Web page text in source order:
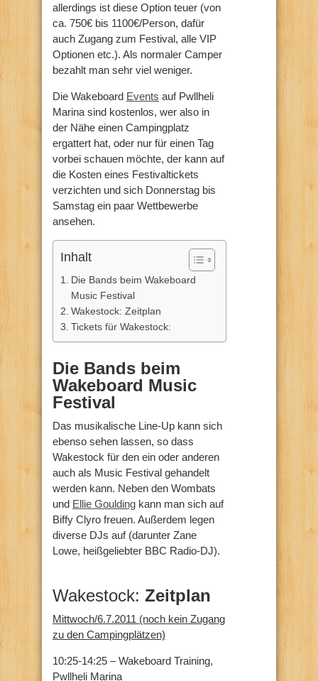
allerdings ist diese Option teuer (von
ca. 750€ bis 1100€/Person, dafür
auch Zugang zum Festival, alle VIP
Optionen etc.). Als normaler Camper
bezahlt man sehr viel weniger.
Die Wakeboard Events auf Pwllheli
Marina sind kostenlos, wer also in
der Nähe einen Campingplatz
ergattert hat, oder nur für einen Tag
vorbei schauen möchte, der kann auf
die Kosten eines Festivaltickets
verzichten und sich Donnerstag bis
Samstag ein paar Wettbewerbe
ansehen.
Inhalt
Die Bands beim Wakeboard
Music Festival
Wakestock: Zeitplan
Tickets für Wakestock:
Die Bands beim
Wakeboard Music
Festival
Das musikalische Line-Up kann sich
ebenso sehen lassen, so dass
Wakestock für den ein oder anderen
auch als Music Festival gehandelt
werden kann. Neben den Wombats
und Ellie Goulding kann man sich auf
Biffy Clyro freuen. Außerdem legen
diverse DJs auf (darunter Zane
Lowe, heißgeliebter BBC Radio-DJ).
Wakestock: Zeitplan
Mittwoch/6.7.2011 (noch kein Zugang
zu den Campingplätzen)
10:25-14:25 – Wakeboard Training,
Pwllheli Marina